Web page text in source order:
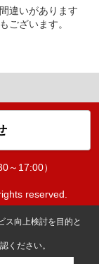
違いがあります
ございます。
～17:00）
reserved.
ス向上検討を目的と
ください。